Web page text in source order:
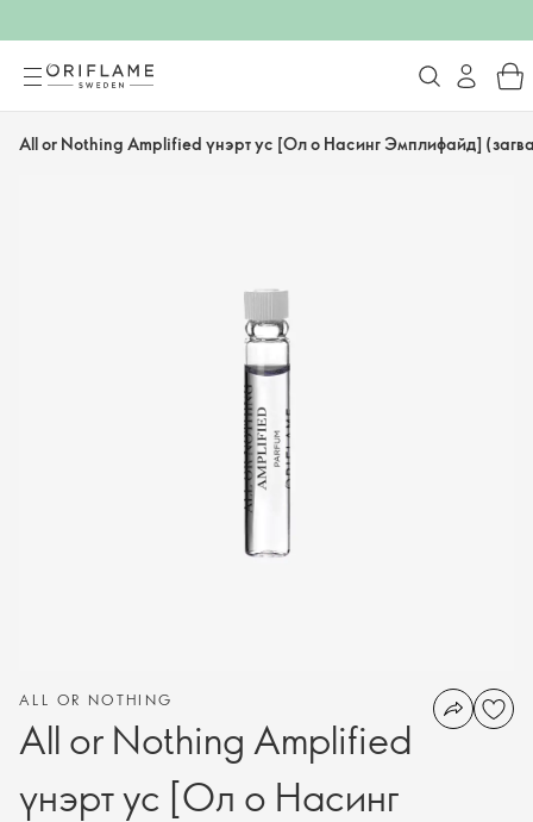
All or Nothing Amplified үнэрт ус [Ол о Насинг Эмплифайд]
ALL OR NOTHING
All or Nothing Amplified
үнэрт ус [Ол о Насинг